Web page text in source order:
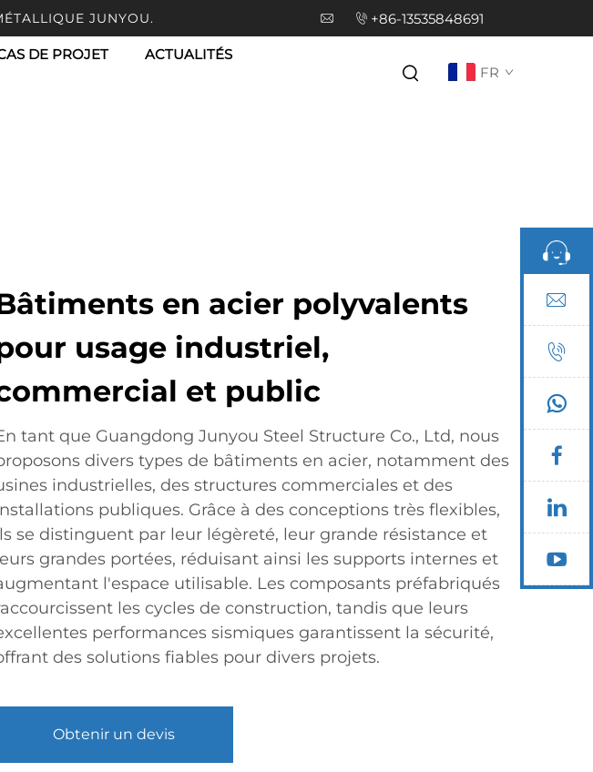
JUNYOU. +86-13535848691
DE PROJET ACTUALITÉS
FR
en acier polyvalents
usage industriel,
et public
tant que Guangdong Junyou Steel Structure Co., Ltd, nous
divers types de bâtiments en acier, notamment des
industrielles, des structures commerciales et des
publiques. Grâce à des conceptions très flexibles,
se distinguent par leur légèreté, leur grande résistance et
grandes portées, réduisant ainsi les supports internes et
l'espace utilisable. Les composants préfabriqués
les cycles de construction, tandis que leurs
performances sismiques garantissent la sécurité,
des solutions fiables pour divers projets.
Obtenir un devis